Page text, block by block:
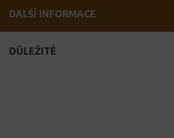
DALŠÍ INFORMACE
DŮLEŽITÉ